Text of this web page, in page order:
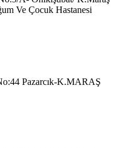
Ve Çocuk Hastanesi
Pazarcık-K.MARAŞ